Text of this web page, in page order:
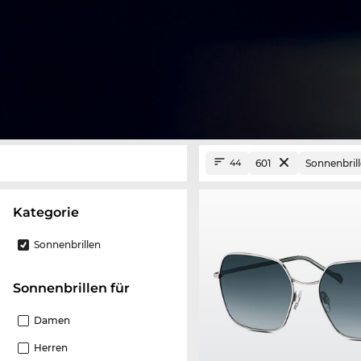
Kategorie
Sonnenbrillen
Sonnenbrillen für
Damen
Herren
44 601